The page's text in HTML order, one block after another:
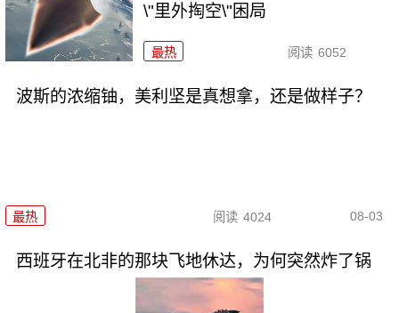
\"里外掏空\"困局
最热 阅读 6052
波斯的浓缩铀，美利坚是真想拿，还是做样子？
最热 阅读 4024 08-03
西班牙在北非的那块飞地休达，为何突然炸了锅